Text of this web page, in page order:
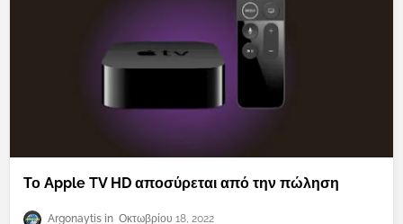
Το Apple TV HD αποσύρεται από την πώληση
Argonaytis Οκτωβρίου 18, 2022